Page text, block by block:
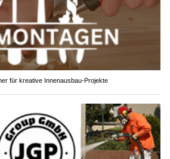
für kreative Innenausbau-Projekte